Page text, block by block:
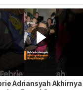
Adriansyah Akhirnya